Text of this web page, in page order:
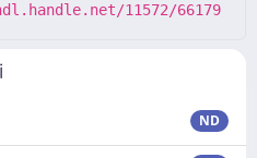
11572/66179
ND